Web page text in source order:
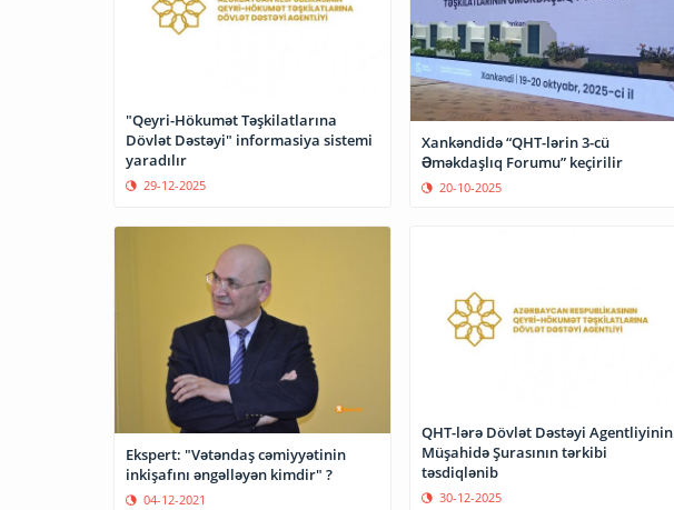
"Qeyri-Hökumət Təşkilatlarına
Dövlət Dəstəyi" informasiya sistemi
yaradılır
29-12-2025
Xankəndidə “QHT-lərin 3-cü
Əməkdaşlıq Forumu” keçirilir
20-10-2025
Ekspert: "Vətəndaş cəmiyyətinin
inkişafını əngəlləyən kimdir" ?
04-12-2021
QHT-lərə Dövlət Dəstəyi Agentliyinin
Müşahidə Şurasının tərkibi
təsdiqlənib
30-12-2025